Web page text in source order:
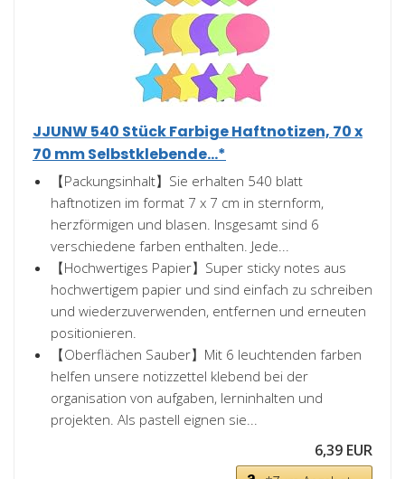
JJUNW 540 Stück Farbige Haftnotizen, 70 x
70 mm Selbstklebende...*
【Packungsinhalt】Sie erhalten 540 blatt
haftnotizen im format 7 x 7 cm in sternform,
herzförmigen und blasen. Insgesamt sind 6
verschiedene farben enthalten. Jede...
【Hochwertiges Papier】Super sticky notes aus
hochwertigem papier und sind einfach zu schreiben
und wiederzuverwenden, entfernen und erneuten
positionieren.
【Oberflächen Sauber】Mit 6 leuchtenden farben
helfen unsere notizzettel klebend bei der
organisation von aufgaben, lerninhalten und
projekten. Als pastell eignen sie...
6,39 EUR